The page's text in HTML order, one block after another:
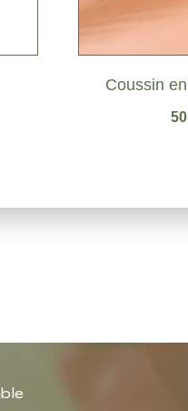
Coussin